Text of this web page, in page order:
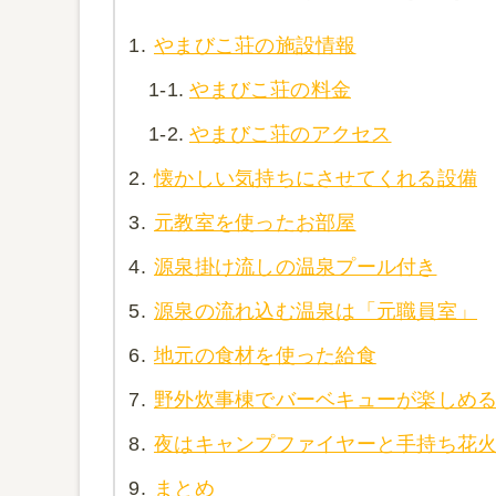
1. やまびこ荘の施設情報
1-1. やまびこ荘の料金
1-2. やまびこ荘のアクセス
2. 懐かしい気持ちにさせてくれる設備
3. 元教室を使ったお部屋
4. 源泉掛け流しの温泉プール付き
5. 源泉の流れ込む温泉は「元職員室」
6. 地元の食材を使った給食
7. 野外炊事棟でバーベキューが楽しめる
8. 夜はキャンプファイヤーと手持ち花
9. まとめ